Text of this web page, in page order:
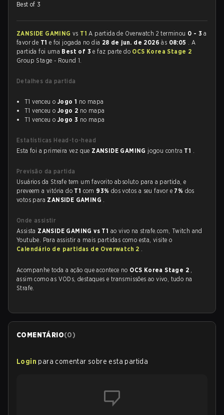
Best of 3
ZANSIDE GAMING vs T1A partida de Overwatch 2 terminou 0 - 3 a
favor de T1 e foi jogada no dia 28 de jun. de 2026às 08:05 . A
partida foi uma Best of 3e faz parte do OCS Korea Stage 2
Group Stage - Round 1.
Detalhes da partida
T1 venceu o Jogo 1 no mapa
T1 venceu o Jogo 2 no mapa
T1 venceu o Jogo 3 no mapa
Estatísticas Head-to-head
Esta foi a primeira vez que ZANSIDE GAMING jogou contra T1 .
Previsão da partida
Usuários da Strafe tem um favorito absoluto para a partida, e
preveem a vitória do T1 com 93% dos votos a seu favor e 7% dos
votos para ZANSIDE GAMING .
Onde assistir
Assista ZANSIDE GAMING vs T1 ao vivo na strafe.com, Twitch and
Youtube. Para assistir a mais partidas como esta, visite o
Calendário de partidas de Overwatch 2 .
Acompanhe toda a ação que acontece no OCS Korea Stage 2 ,
assim como as VODs, destaques e transmissões ao vivo, tudo na
Strafe.
COMENTÁRIO(0)
Login para comentar sobre esta partida